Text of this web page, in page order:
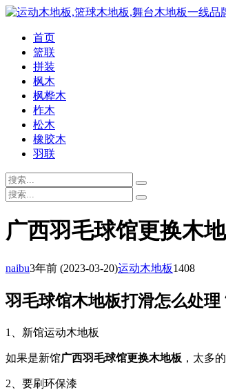
首页
篮联
拼装
枫木
枫桦木
柞木
松木
橡胶木
羽联
广西羽毛球馆更换木
naibu3年前 (2023-03-20)运动木地板1408
羽毛球馆木地板打滑怎么处理
1、新馆运动木地板
如果是新馆广西羽毛球馆更换木地板 ，太多
2、要刷环保漆